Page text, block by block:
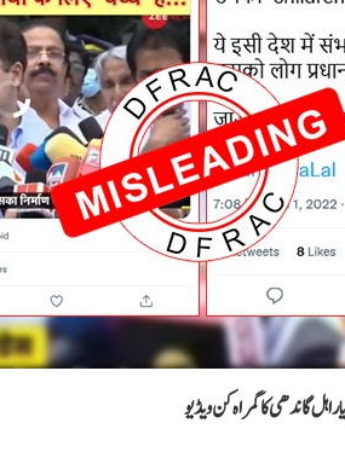
گاندھی کا گمراہ کن ویڈیو